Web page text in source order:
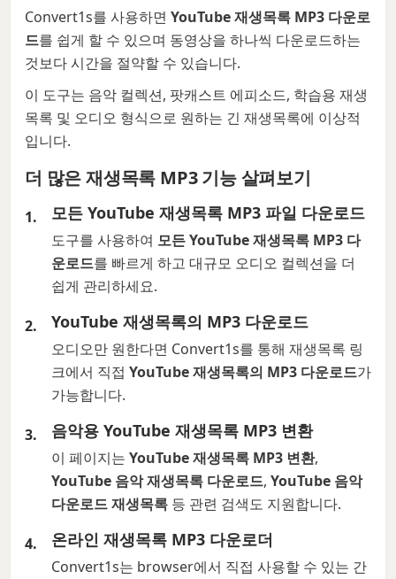
Convert1s를 사용하면 YouTube 재생목록 MP3 다운로
드를 쉽게 할 수 있으며 동영상을 하나씩 다운로드하는
것보다 시간을 절약할 수 있습니다.
이 도구는 음악 컬렉션, 팟캐스트 에피소드, 학습용 재생
목록 및 오디오 형식으로 원하는 긴 재생목록에 이상적
입니다.
더 많은 재생목록 MP3 기능 살펴보기
모든 YouTube 재생목록 MP3 파일 다운로드
도구를 사용하여 모든 YouTube 재생목록 MP3 다
운로드를 빠르게 하고 대규모 오디오 컬렉션을 더
쉽게 관리하세요.
YouTube 재생목록의 MP3 다운로드
오디오만 원한다면 Convert1s를 통해 재생목록 링
크에서 직접 YouTube 재생목록의 MP3 다운로드가
가능합니다.
음악용 YouTube 재생목록 MP3 변환
이 페이지는 YouTube 재생목록 MP3 변환,
YouTube 음악 재생목록 다운로드, YouTube 음악
다운로드 재생목록 등 관련 검색도 지원합니다.
온라인 재생목록 MP3 다운로더
Convert1s는 browser에서 직접 사용할 수 있는 간